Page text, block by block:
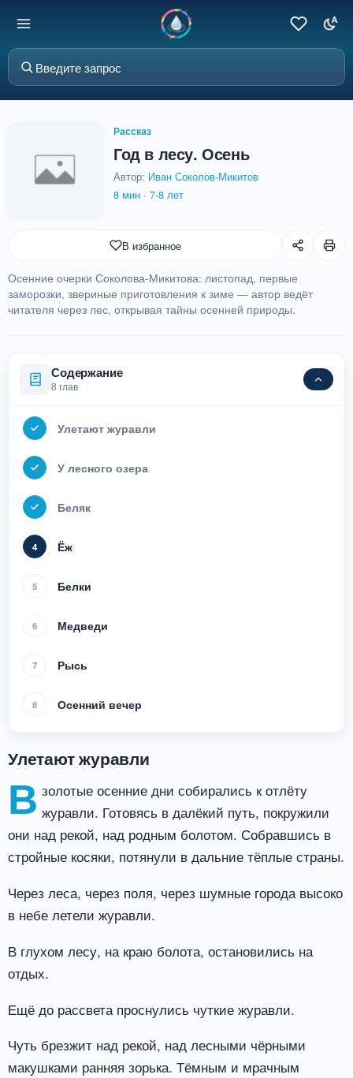
Рассказ
Год в лесу. Осень
Автор: Иван Соколов-Микитов
8 мин · 7-8 лет
Осенние очерки Соколова-Микитова: листопад, первые
заморозки, звериные приготовления к зиме — автор ведёт
читателя через лес, открывая тайны осенней природы.
В избранное
Содержание
8 глав
Улетают журавли
У лесного озера
Беляк
4 Ёж
5 Белки
6 Медведи
7 Рысь
8 Осенний вечер
Улетают журавли
В золотые осенние дни собирались к отлёту
журавли. Готовясь в далёкий путь, покружили
они над рекой, над родным болотом. Собравшись в
стройные косяки, потянули в дальние тёплые страны.
Через леса, через поля, через шумные города высоко
в небе летели журавли.
В глухом лесу, на краю болота, остановились на
отдых.
Ещё до рассвета проснулись чуткие журавли.
Чуть брезжит над рекой, над лесными чёрными
макушками ранняя зорька. Тёмным и мрачным